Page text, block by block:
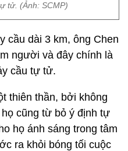
tử. (Ảnh: SCMP)
cầu dài 3 km, ông Chen
người và đây chính là
cầu tự tử.
thiên thần, bởi không
cũng từ bỏ ý định tự
họ ánh sáng trong tâm
ra khỏi bóng tối cuộc